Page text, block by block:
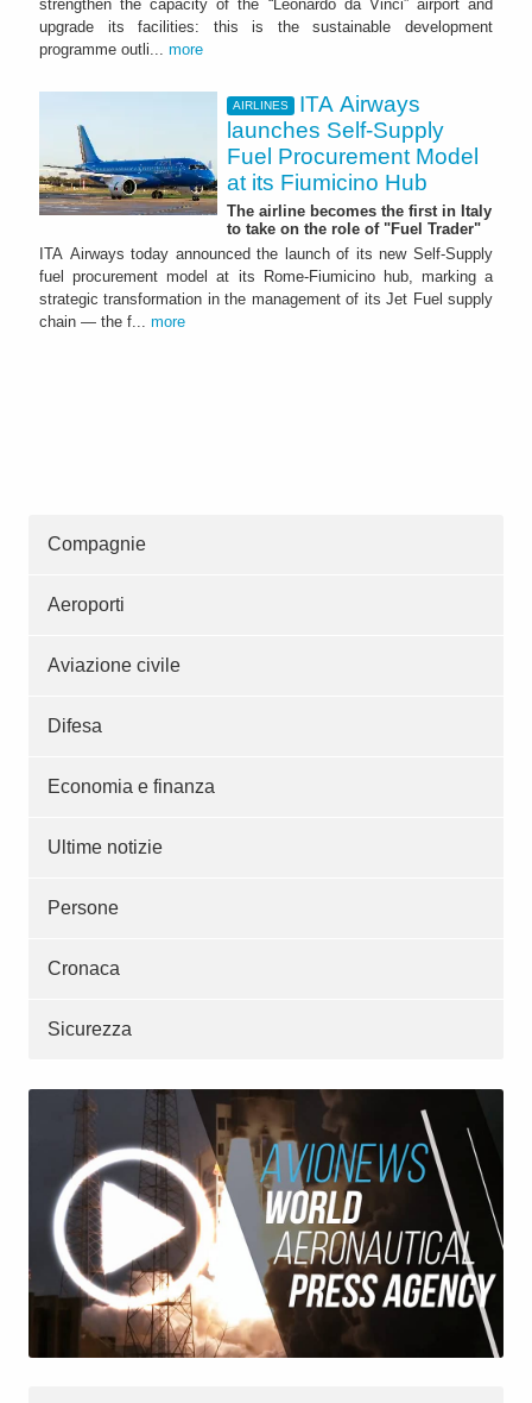
strengthen the capacity of the “Leonardo da Vinci” airport and
upgrade its facilities: this is the sustainable development
programme outli... more
AIRLINES
ITA Airways
launches Self-Supply
Fuel Procurement Model
at its Fiumicino Hub
The airline becomes the first in Italy
to take on the role of "Fuel Trader"
ITA Airways today announced the launch of its new Self-Supply
fuel procurement model at its Rome-Fiumicino hub, marking a
strategic transformation in the management of its Jet Fuel supply
chain — the f... more
Compagnie
Aeroporti
Aviazione civile
Difesa
Economia e finanza
Ultime notizie
Persone
Cronaca
Sicurezza